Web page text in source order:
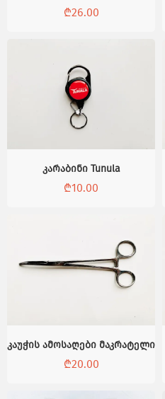
₾26.00
კარაბინი Tunula
₾10.00
კაუჭის ამოსაღები მაკრატელი
₾20.00